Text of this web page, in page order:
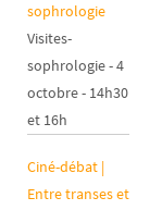
sophrologie
Visites-
sophrologie - 4
octobre - 14h30
et 16h
Ciné-débat |
Entre transes et